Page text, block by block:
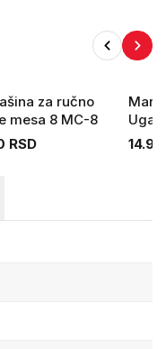
za ručno
mesa 8 MC-8
RSD
Mark